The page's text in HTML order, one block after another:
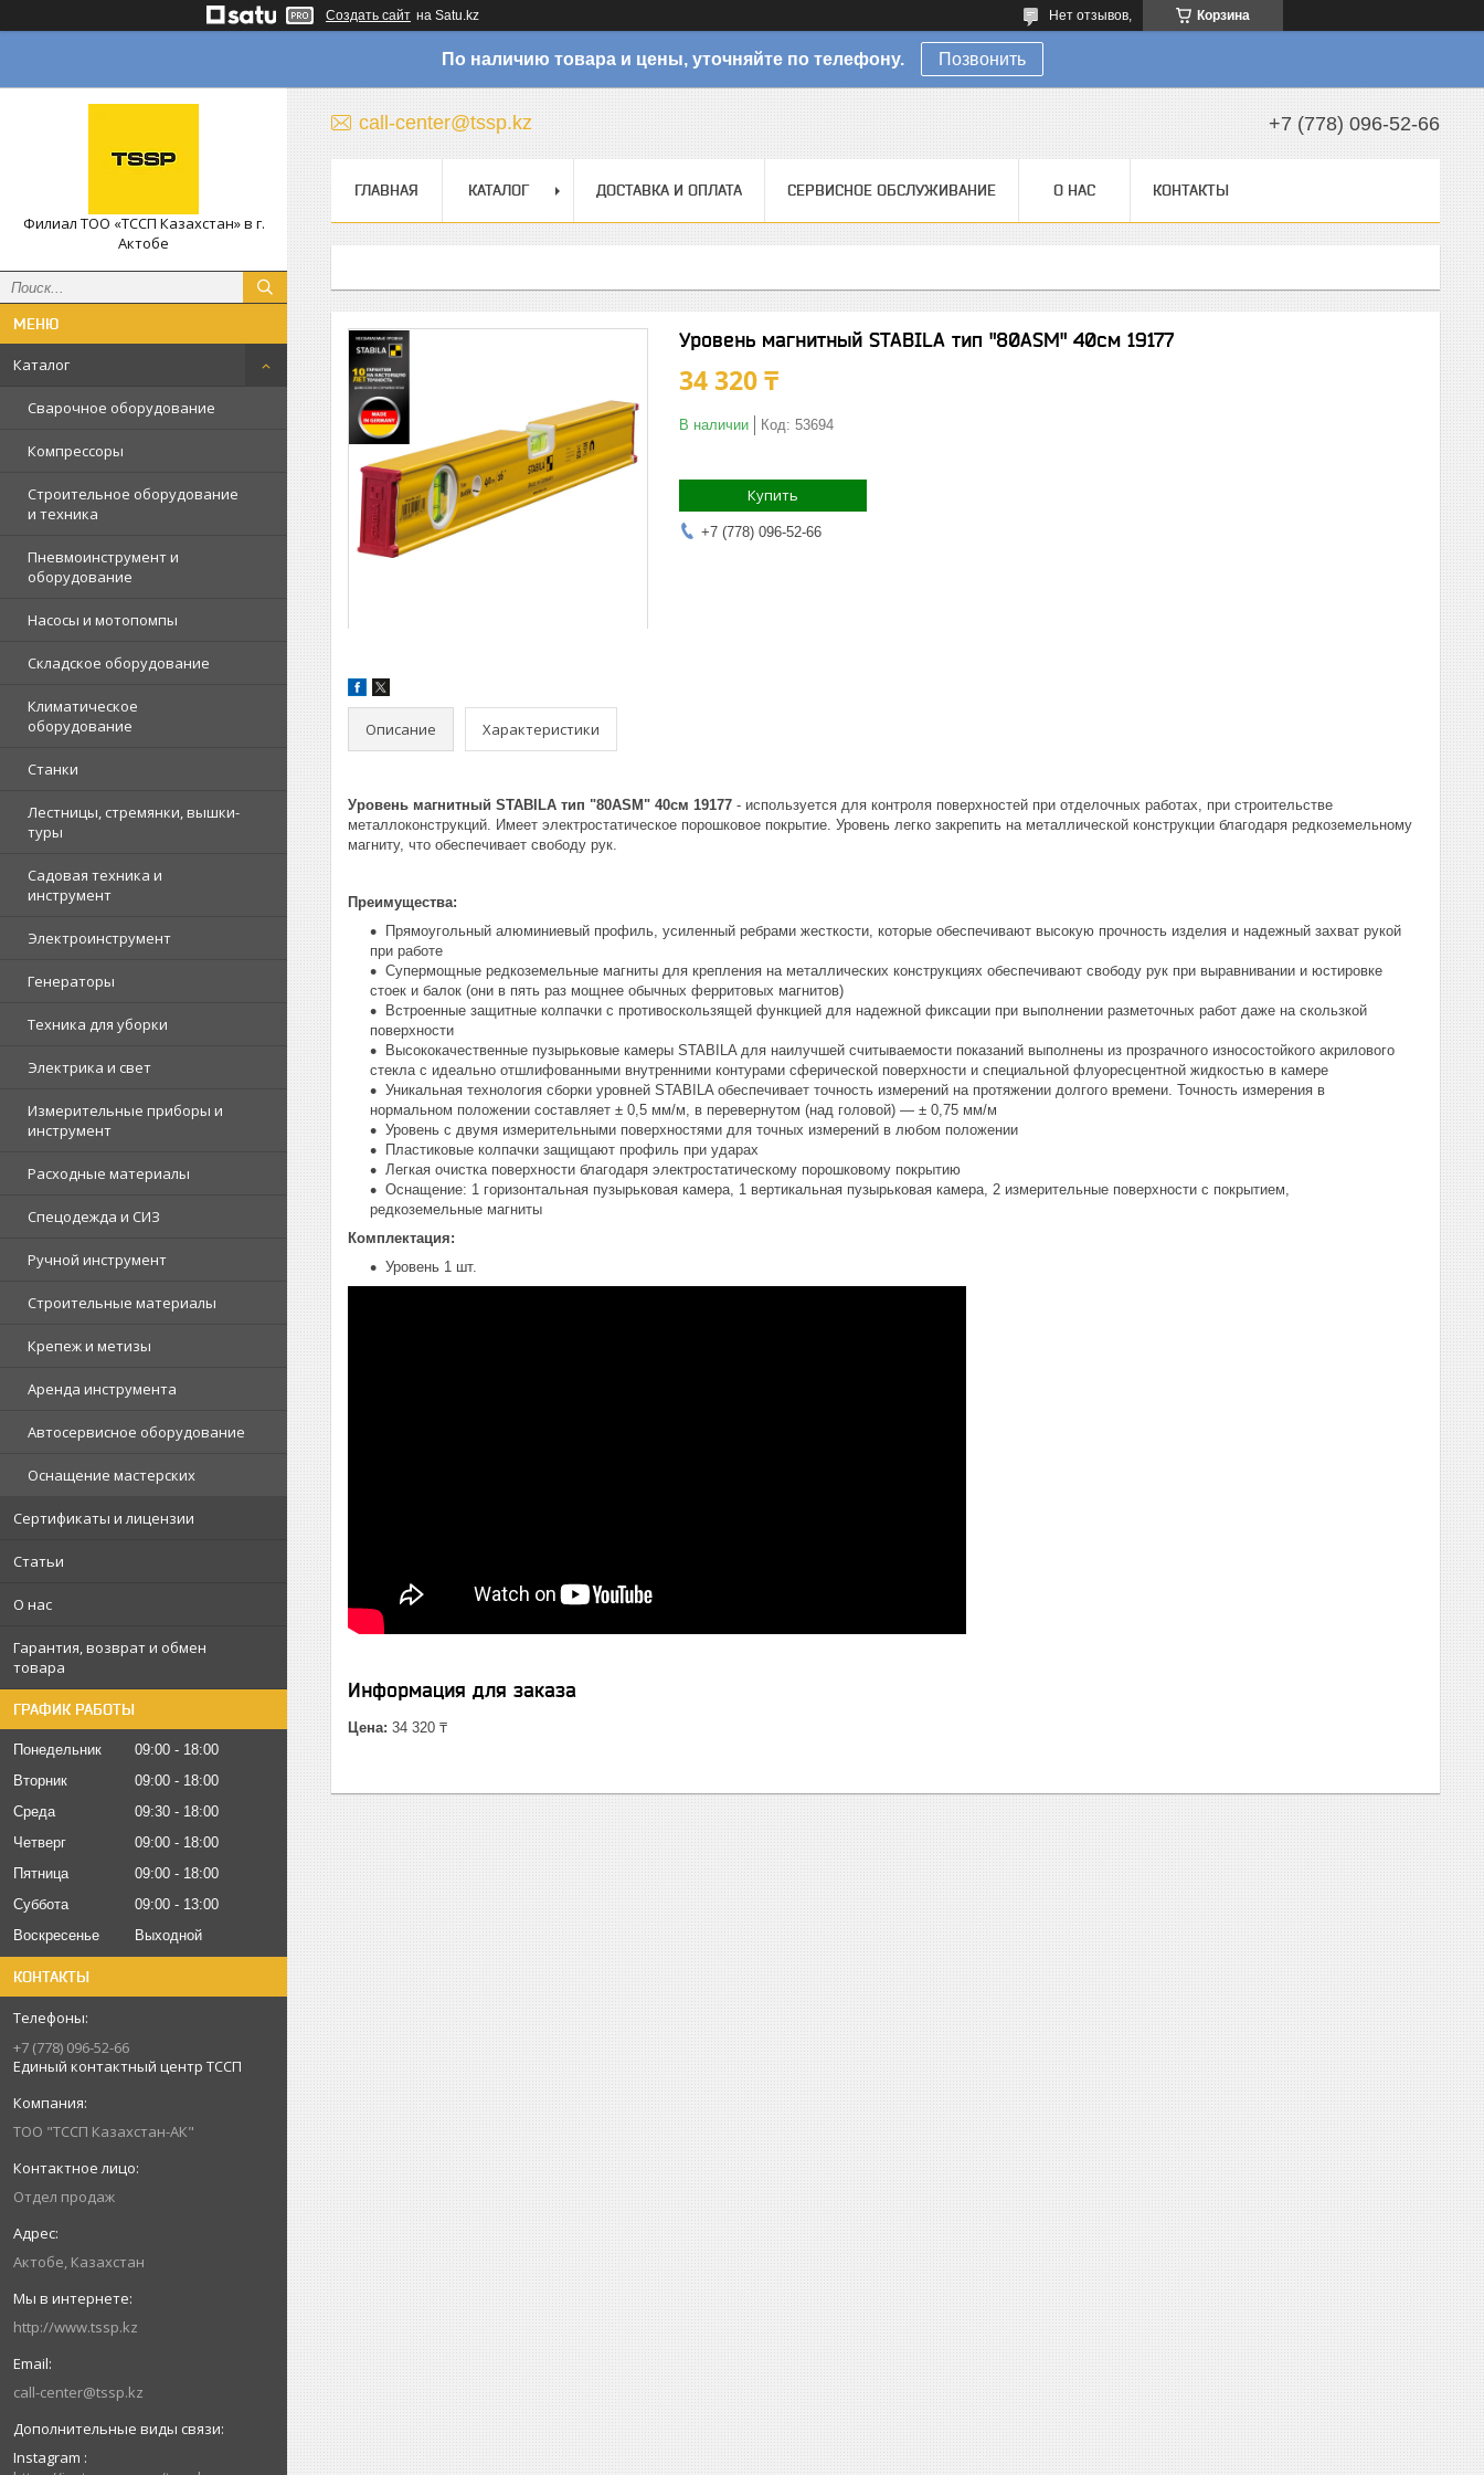
Создать сайт на Satu.kz Корзина
Нет отзывов,
По наличию товара и цены, уточняйте по телефону. Позвонить
Филиал ТОО «ТССП Казахстан» в г.
Актобе
Каталог
Сварочное оборудование
Компрессоры
Строительное оборудование
и техника
Пневмоинструмент и
оборудование
Насосы и мотопомпы
Складское оборудование
Климатическое
оборудование
Станки
Лестницы, стремянки, вышки-
туры
Садовая техника и
инструмент
Электроинструмент
Генераторы
Техника для уборки
Электрика и свет
Измерительные приборы и
инструмент
Расходные материалы
Спецодежда и СИЗ
Ручной инструмент
Строительные материалы
Крепеж и метизы
Аренда инструмента
Автосервисное оборудование
Оснащение мастерских
Сертификаты и лицензии
Статьи
О нас
Гарантия, возврат и обмен
товара
ГРАФИК РАБОТЫ
Понедельник 09:00
18:00
Вторник
09:00
18:00
Среда
09:30
18:00
Четверг
09:00
18:00
Пятница
09:00
18:00
Суббота
09:00
13:00
Воскресенье
Выходной
КОНТАКТЫ
+7 (778) 096-52-66
Единый контактный центр ТССП
ТОО "ТССП Казахстан-АК"
Отдел продаж
Актобе, Казахстан
http://www.tssp.kz
call-center@tssp.kz
Instagram
call-center@tssp.kz +7 (778) 096-52-66
ГЛАВНАЯ КАТАЛОГ ДОСТАВКА И ОПЛАТА СЕРВИСНОЕ ОБСЛУЖИВАНИЕ О НАС КОНТАКТЫ
Уровень магнитный STABILA тип "80АSM" 40см 19177
34 320 ₸
В наличии Код: 53694
Купить
+7 (778) 096-52-66
Описание Характеристики
Уровень магнитный STABILA тип "80АSM" 40см 19177 - используется для контроля поверхностей при отделочных работах, при строительстве
металлоконструкций. Имеет электростатическое порошковое покрытие. Уровень легко закрепить на металлической конструкции благодаря редкоземельному
магниту, что обеспечивает свободу рук.
Преимущества:
Прямоугольный алюминиевый профиль, усиленный ребрами жесткости, которые обеспечивают высокую прочность изделия и надежный захват рукой
при работе
Супермощные редкоземельные магниты для крепления на металлических конструкциях обеспечивают свободу рук при выравнивании и юстировке
стоек и балок (они в пять раз мощнее обычных ферритовых магнитов)
Встроенные защитные колпачки с противоскользящей функцией для надежной фиксации при выполнении разметочных работ даже на скользкой
поверхности
Высококачественные пузырьковые камеры STABILA для наилучшей считываемости показаний выполнены из прозрачного износостойкого акрилового
стекла с идеально отшлифованными внутренними контурами сферической поверхности и специальной флуоресцентной жидкостью в камере
Уникальная технология сборки уровней STABILA обеспечивает точность измерений на протяжении долгого времени. Точность измерения в
нормальном положении составляет ± 0,5 мм/м, в перевернутом (над головой) — ± 0,75 мм/м
Уровень с двумя измерительными поверхностями для точных измерений в любом положении
Пластиковые колпачки защищают профиль при ударах
Легкая очистка поверхности благодаря электростатическому порошковому покрытию
Оснащение: 1 горизонтальная пузырьковая камера, 1 вертикальная пузырьковая камера, 2 измерительные поверхности с покрытием,
редкоземельные магниты
Комплектация:
Уровень 1 шт.
Информация для заказа
Цена: 34 320 ₸